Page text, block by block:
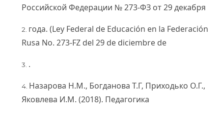
Российской Федерации № 273-ФЗ от 29 декабря
года. (Ley Federal de Educación en la Federación
Rusa No. 273-FZ del 29 de diciembre de
.
Назарова Н.М., Богданова Т.Г, Приходько О.Г.,
Яковлева И.М. (2018). Педагогика